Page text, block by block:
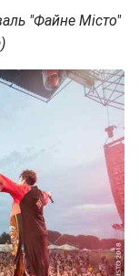
"Файне Місто"